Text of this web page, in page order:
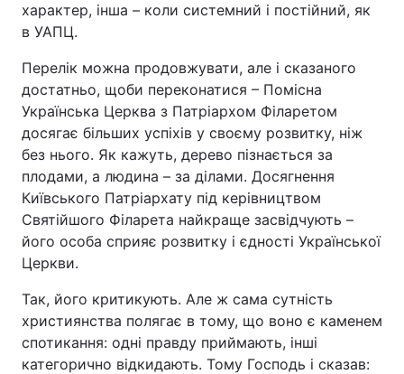
характер, інша – коли системний і постійний, як
в УАПЦ.
Перелік можна продовжувати, але і сказаного
достатньо, щоби переконатися – Помісна
Українська Церква з Патріархом Філаретом
досягає більших успіхів у своєму розвитку, ніж
без нього. Як кажуть, дерево пізнається за
плодами, а людина – за ділами. Досягнення
Київського Патріархату під керівництвом
Святійшого Філарета найкраще засвідчують –
його особа сприяє розвитку і єдності Української
Церкви.
Так, його критикують. Але ж сама сутність
християнства полягає в тому, що воно є каменем
спотикання: одні правду приймають, інші
категорично відкидають. Тому Господь і сказав: